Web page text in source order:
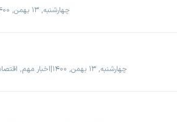
چهارشنبه, ۱۳ بهمن, ۱۴۰۰
چهارشنبه, ۱۳ بهمن, ۱۴۰۰ |اخبار مهم,